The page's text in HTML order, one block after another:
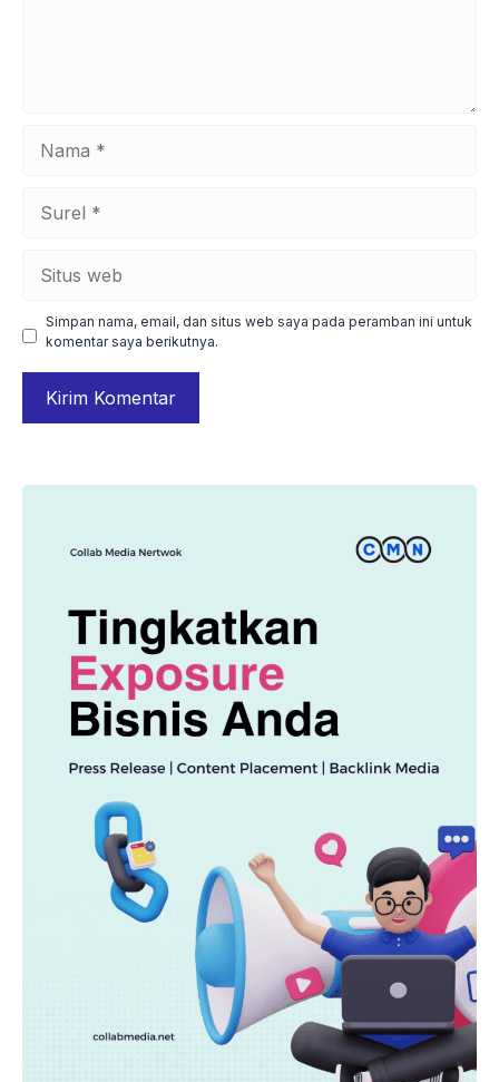
Simpan nama, email, dan situs web saya pada peramban ini untuk
komentar saya berikutnya.